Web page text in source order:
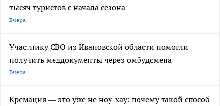
тысяч туристов с начала сезона
Вчера
Участнику СВО из Ивановской области помогли
получить меддокументы через омбудсмена
Вчера
Кремация — это уже не ноу-хау: почему такой способ